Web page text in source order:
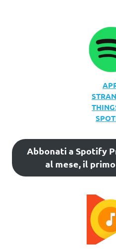
Abbonati a Spotify
al mese, il